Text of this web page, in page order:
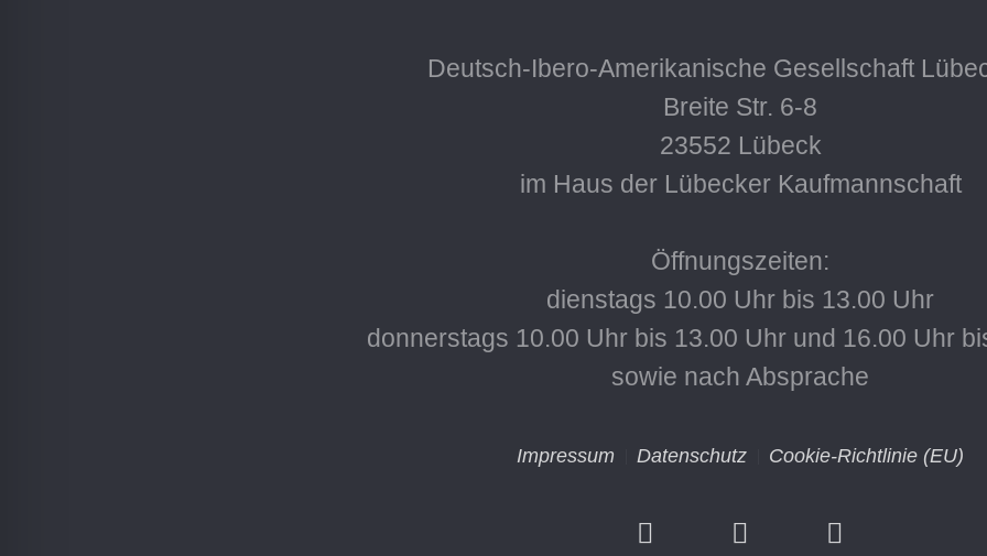
Deutsch-Ibero-Amerikanische Gesellschaft
Breite Str. 6-8
23552 Lübeck
im Haus der Lübecker Kaufmannschaft
Öffnungszeiten:
dienstags 10.00 Uhr bis 13.00 Uhr
donnerstags 10.00 Uhr bis 13.00 Uhr und 16.00 Uhr
sowie nach Absprache
Impressum Datenschutz Cookie-Richtlinie (EU)